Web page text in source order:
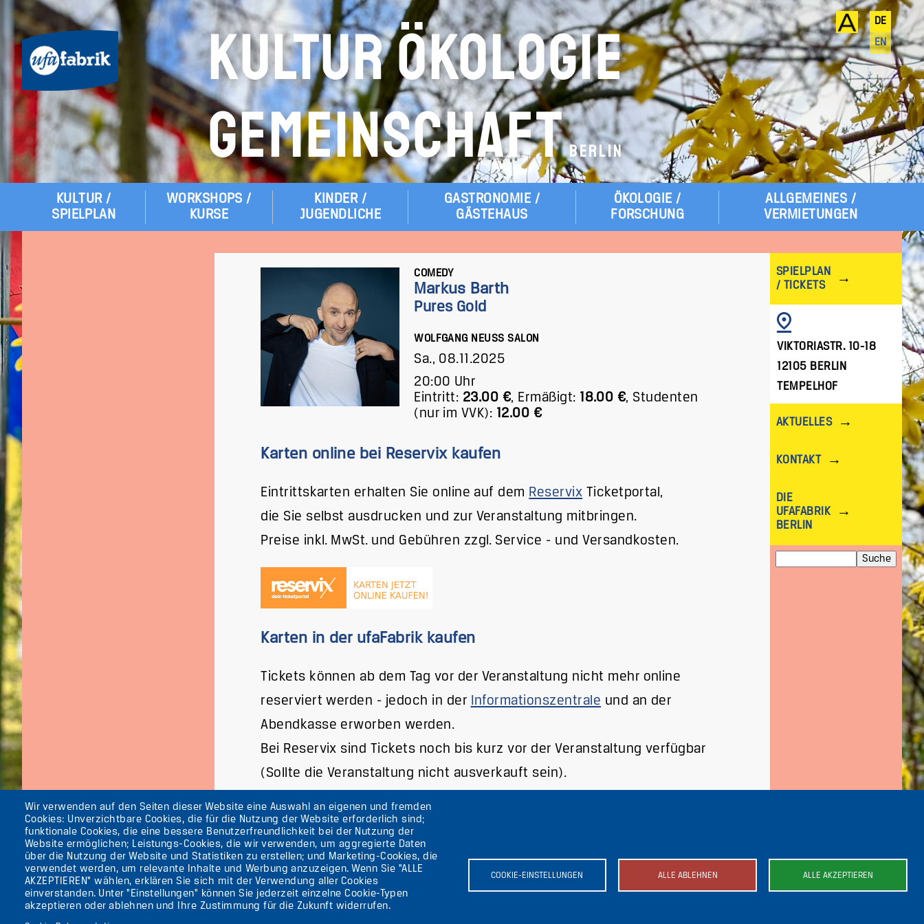
Wir verwenden auf den Seiten dieser Website eine Auswahl an eigenen und fremden
Cookies: Unverzichtbare Cookies, die für die Nutzung der Website erforderlich sind;
funktionale Cookies, die eine bessere Benutzerfreundlichkeit bei der Nutzung der
Website ermöglichen; Leistungs-Cookies, die wir verwenden, um aggregierte Daten
über die Nutzung der Website und Statistiken zu erstellen; und Marketing-Cookies, die
verwendet werden, um relevante Inhalte und Werbung anzuzeigen. Wenn Sie "ALLE
AKZEPTIEREN" wählen, erklären Sie sich mit der Verwendung aller Cookies
einverstanden. Unter "Einstellungen" können Sie jederzeit einzelne Cookie-Typen
akzeptieren oder ablehnen und Ihre Zustimmung für die Zukunft widerrufen.
COOKIE-EINSTELLUNGEN ALLE ABLEHNEN ALLE AKZEPTIEREN
KULTUR ÖKOLOGIE
GEMEINSCHAFTBERLIN
DE
EN
Hauptmenü
KULTUR /
SPIELPLAN
WORKSHOPS /
KURSE
KINDER /
JUGENDLICHE
GASTRONOMIE /
GÄSTEHAUS
ÖKOLOGIE /
FORSCHUNG
ALLGEMEINES /
VERMIETUNGEN
COMEDY
Markus Barth
Pures Gold
WOLFGANG NEUSS SALON
Sa., 08.11.2025
20:00 Uhr
Eintritt: 23.00 €, Ermäßigt: 18.00 €, Studenten
(nur im VVK): 12.00 €
Karten online bei Reservix kaufen
Eintrittskarten erhalten Sie online auf dem Reservix Ticketportal,
die Sie selbst ausdrucken und zur Veranstaltung mitbringen.
Preise inkl. MwSt. und Gebühren zzgl. Service - und Versandkosten.
Karten in der ufaFabrik kaufen
Tickets können ab dem Tag vor der Veranstaltung nicht mehr online
reserviert werden - jedoch in der Informationszentrale und an der
Abendkasse erworben werden.
Bei Reservix sind Tickets noch bis kurz vor der Veranstaltung verfügbar
(Sollte die Veranstaltung nicht ausverkauft sein).
SPIELPLAN
/ TICKETS
BILD
VIKTORIASTR. 10-18
12105 BERLIN
TEMPELHOF
AKTUELLES
KONTAKT
DIE
UFAFABRIK
BERLIN
Secondary
menu
(GERMAN)
Die ufaFabrik Berlin
Aktuelles
Presse
Kontakt
Impressum